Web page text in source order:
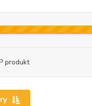
produkt